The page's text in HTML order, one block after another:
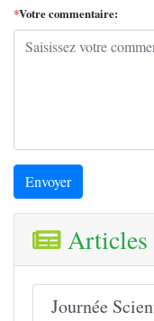
*Votre commentaire:
Envoyer
Articles
Journée